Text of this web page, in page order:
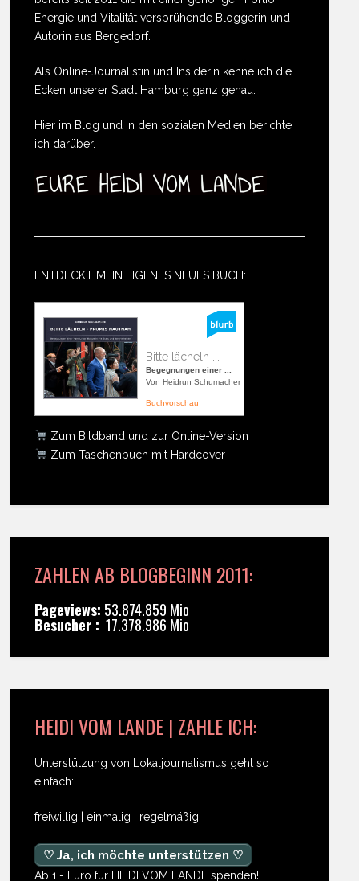
Energie und Vitalität versprühende Bloggerin und
Autorin aus Bergedorf.
Als Online-Journalistin und Insiderin kenne ich die
Ecken unserer Stadt Hamburg ganz genau.
Hier im Blog und in den sozialen Medien berichte
ich darüber.
ENTDECKT MEIN EIGENES NEUES BUCH:
Bitte lächeln ...
Begegnungen einer ...
Von Heidrun Schumacher
Buchvorschau
Zum Bildband und zur Online-Version
Zum Taschenbuch mit Hardcover
ZAHLEN AB BLOGBEGINN 2011:
Pageviews: 53.874.859 Mio
Besucher : 17.378.986 Mio
HEIDI VOM LANDE | ZAHLE ICH:
Unterstützung von Lokaljournalismus geht so
einfach:
freiwillig | einmalig | regelmäßig
♡ Ja, ich möchte unterstützen ♡
Ab 1,- Euro für HEIDI VOM LANDE spenden!